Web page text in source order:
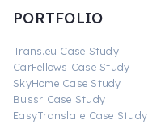
PORTFOLIO
Trans.eu Case Study
CarFellows Case Study
SkyHome Case Study
Bussr Case Study
EasyTranslate Case Study